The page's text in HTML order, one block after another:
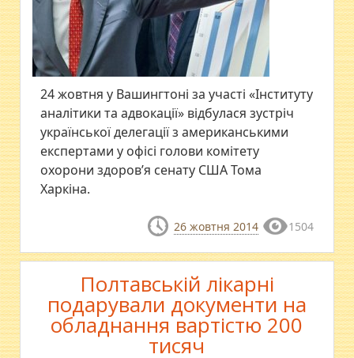
​24 жовтня у Вашингтоні за участі «Інституту
аналітики та адвокації» відбулася зустріч
української делегації з американськими
експертами у офісі голови комітету
охорони здоров’я сенату США Тома
Харкіна.
26 жовтня 2014 1504
Полтавській лікарні
подарували документи на
обладнання вартістю 200
тисяч